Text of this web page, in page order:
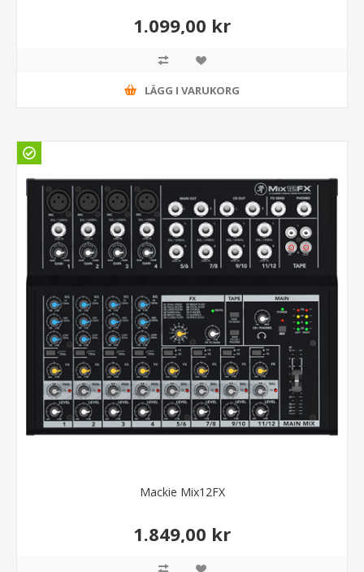
1.099,00 kr
LÄGG I VARUKORG
Mackie Mix12FX
1.849,00 kr